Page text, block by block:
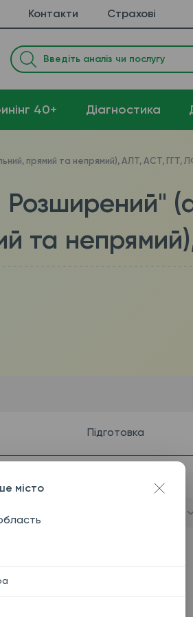
Контакти Страхові
40+ Діагностика
прямий та непрямий), АЛТ, АСТ, ГГТ,
та
Підготовка
місто